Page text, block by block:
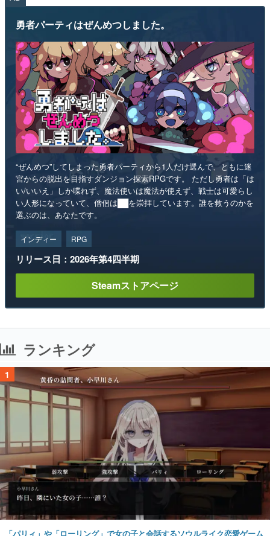
勇者パーティはぜんめつしました。
“ぜんめつ”してしまった勇者パーティから1人だけ選んで、ともに迷
宮からの脱出を目指すダンジョン探索RPGです。 ただし勇者は「は
い/いいえ」しか喋れず、魔法使いは魔法が使えず、戦士は可愛らし
い人形になっていて、僧侶は██を崇拝しています。誰を救うのかを
選ぶのは、あなたです。
インディー RPG
リリース日：2026年第4四半期
Steamストアページ
ランキング
1
「パリィ」や「ローリング」で女の子と会話するソウルライク恋愛ゲーム